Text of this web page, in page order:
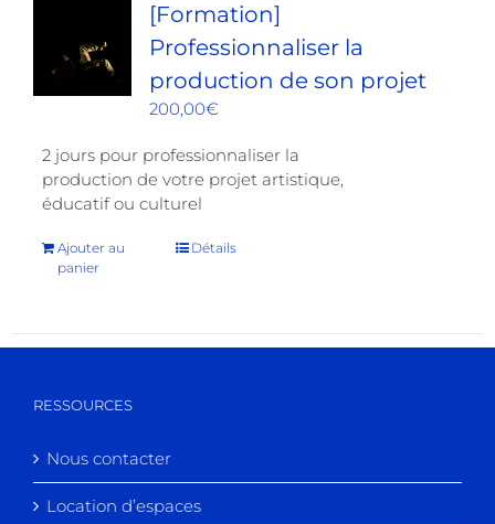
[Formation]
Professionnaliser la
production de son projet
200,00€
2 jours pour professionnaliser la
production de votre projet artistique,
éducatif ou culturel
Ajouter au
panier
Détails
RESSOURCES
Nous contacter
Location d’espaces